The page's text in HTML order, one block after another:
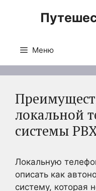
Меню
локальной
системы
Локальную
описать как
систему, которая